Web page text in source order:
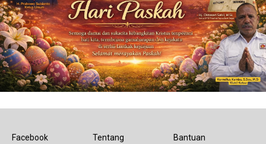
Facebook Tentang Bantuan